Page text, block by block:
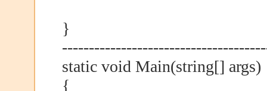
}
static void Main(string[] args)
{